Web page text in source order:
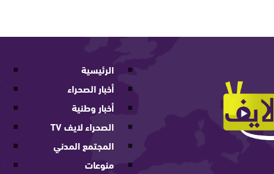
الرئيسية
أخبار الصحراء
أخبار وطنية
الصحراء لايف TV
المجتمع المدني
منوعات